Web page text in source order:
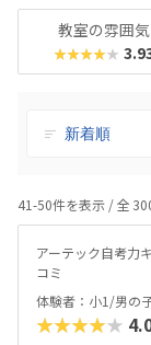
教室の雰囲気
★★★★★
41-50件を表示 / 全
アーテック自考力
コミ
体験者：小1/男の
★★★★★